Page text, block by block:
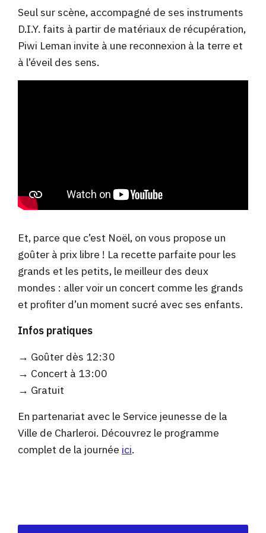
Seul sur scène, accompagné de ses instruments
D.I.Y. faits à partir de matériaux de récupération,
Piwi Leman invite à une reconnexion à la terre et
à l’éveil des sens.
Et, parce que c’est Noël, on vous propose un
goûter à prix libre ! La recette parfaite pour les
grands et les petits, le meilleur des deux
mondes : aller voir un concert comme les grands
et profiter d’un moment sucré avec ses enfants.
Infos pratiques
→ Goûter dès 12:30
→ Concert à 13:00
→ Gratuit
En partenariat avec le Service jeunesse de la
Ville de Charleroi. Découvrez le programme
complet de la journée ici.